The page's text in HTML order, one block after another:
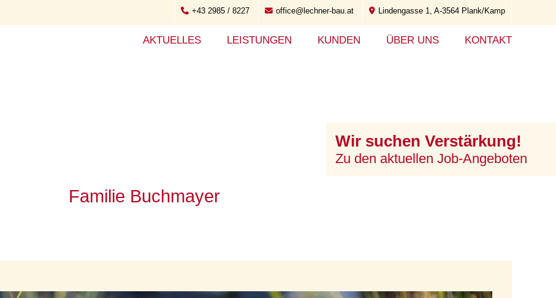
+43 2985 / 8227 office@lechner-bau.at Lindengasse 1, A-3564 Plank/Kamp
AKTUELLES LEISTUNGEN KUNDEN ÜBER UNS KONTAKT
Wir suchen Verstärkung!
Zu den aktuellen Job-Angeboten
Familie Buchmayer